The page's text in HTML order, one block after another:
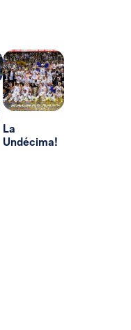
La
Undécima!